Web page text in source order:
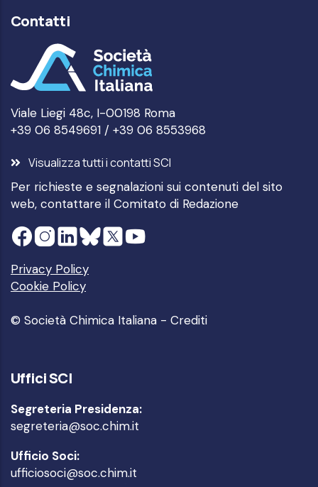
Contatti
Viale Liegi 48c, I-00198 Roma
+39 06 8549691 / +39 06 8553968
Visualizza tutti i contatti SCI
Per richieste e segnalazioni sui contenuti del sito
web, contattare il Comitato di Redazione
Privacy Policy
Cookie Policy
© Società Chimica Italiana - Crediti
Uffici SCI
Segreteria Presidenza:
segreteria@soc.chim.it
Ufficio Soci:
ufficiosoci@soc.chim.it